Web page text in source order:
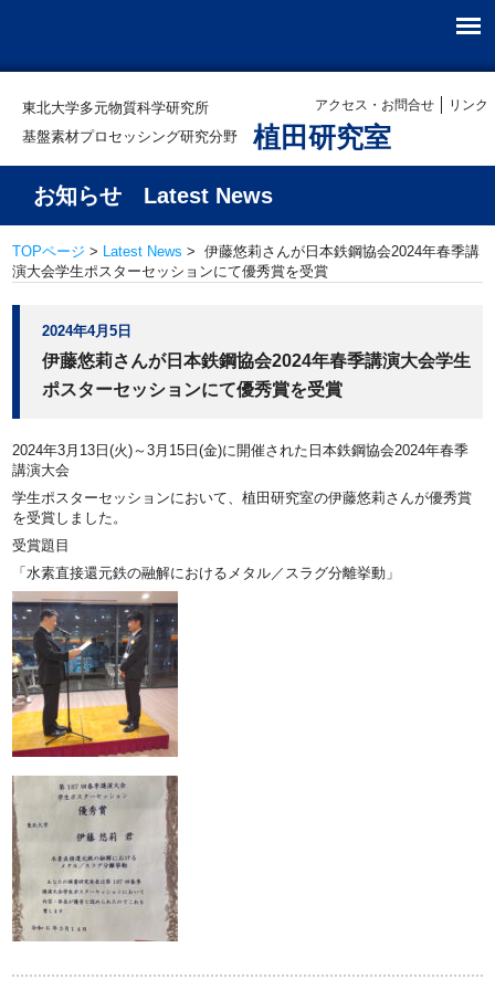
東北大学多元物質科学研究所
基盤素材プロセッシング研究分野
植田研究室
アクセス・お問合せ リンク
お知らせ Latest News
TOPページ > Latest News > 伊藤悠莉さんが日本鉄鋼協会2024年春季講
演大会学生ポスターセッションにて優秀賞を受賞
2024年4月5日
伊藤悠莉さんが日本鉄鋼協会2024年春季講演大会学生
ポスターセッションにて優秀賞を受賞
2024年3月13日(火)～3月15日(金)に開催された日本鉄鋼協会2024年春季
講演大会
学生ポスターセッションにおいて、植田研究室の伊藤悠莉さんが優秀賞
を受賞しました。
受賞題目
「水素直接還元鉄の融解におけるメタル／スラグ分離挙動」